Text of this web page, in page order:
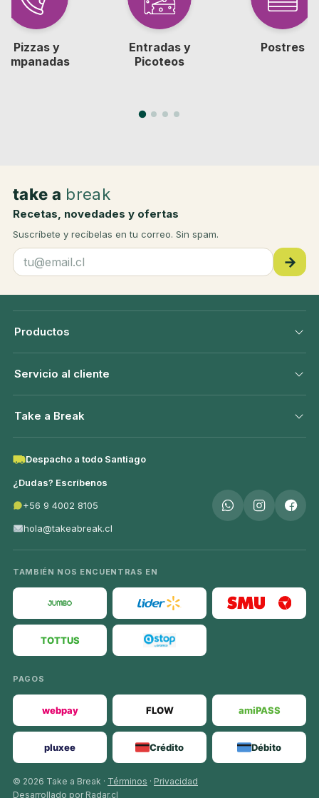
Pizzas y
empanadas
Entradas y
Picoteos
Postres
take a break
Recetas, novedades y ofertas
Suscríbete y recíbelas en tu correo. Sin spam.
→
Productos
Servicio al cliente
Take a Break
Despacho a todo Santiago
¿Dudas? Escríbenos
+56 9 4002 8105
hola@takeabreak.cl
TAMBIÉN NOS ENCUENTRAS EN
TOTTUS
PAGOS
webpay FLOW amiPASS
pluxee Crédito Débito
© 2026 Take a Break · Términos · Privacidad
Desarrollado por Radar.cl